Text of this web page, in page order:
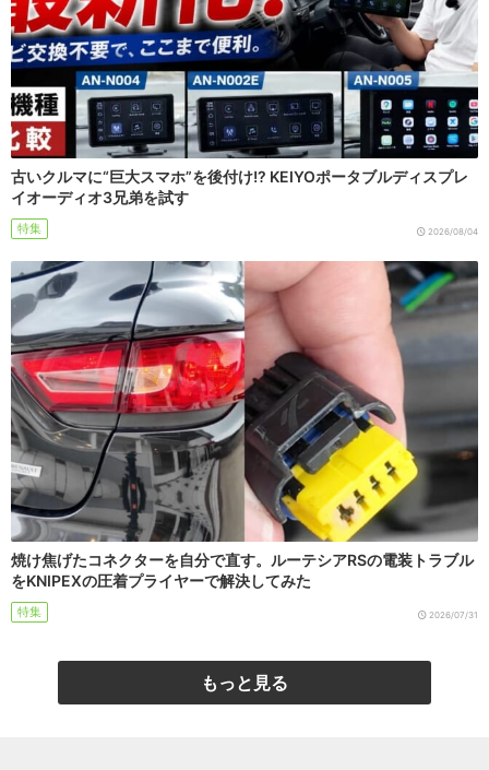
古いクルマに“巨大スマホ”を後付け!? KEIYOポータブルディスプレ
イオーディオ3兄弟を試す
特集 2026/08/04
焼け焦げたコネクターを自分で直す。ルーテシアRSの電装トラブル
をKNIPEXの圧着プライヤーで解決してみた
特集 2026/07/31
もっと見る